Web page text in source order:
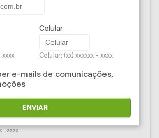
- xxxx
Celular
Celular: (xx) xxxxxx - xxxx
e-mails de comunicações,
ENVIAR